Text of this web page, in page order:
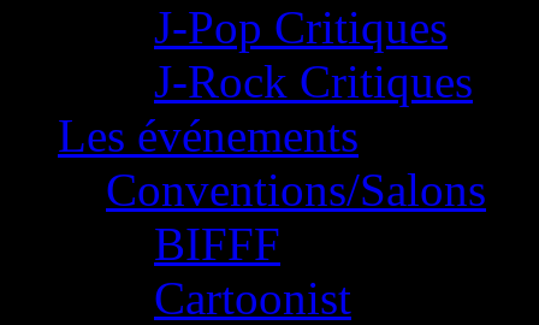
J-Pop Critiques
J-Rock Critiques
Les événements
Conventions/Salons
BIFFF
Cartoonist